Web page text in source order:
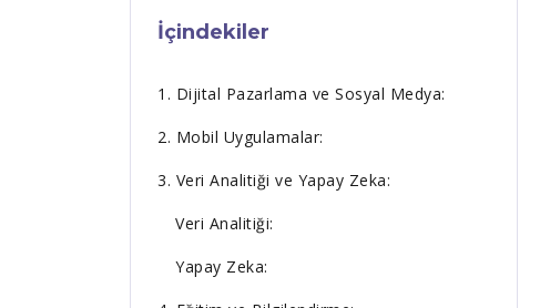
İçindekiler
1. Dijital Pazarlama ve Sosyal Medya:
2. Mobil Uygulamalar:
3. Veri Analitiği ve Yapay Zeka:
Veri Analitiği:
Yapay Zeka: